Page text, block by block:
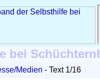
bei
Medien Text 1/16